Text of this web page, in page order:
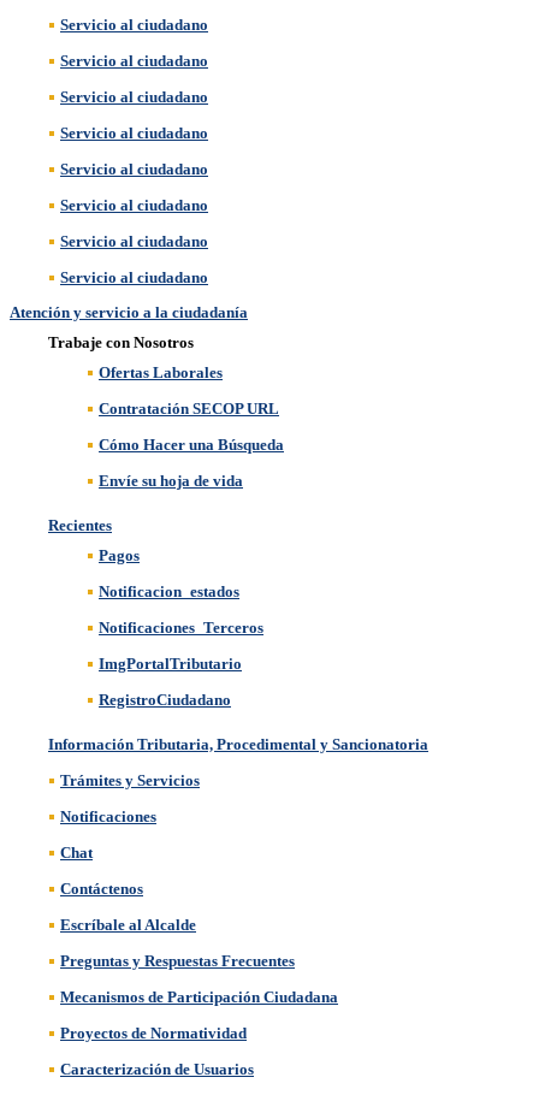
Servicio al ciudadano
Servicio al ciudadano
Servicio al ciudadano
Servicio al ciudadano
Servicio al ciudadano
Servicio al ciudadano
Servicio al ciudadano
Servicio al ciudadano
Atención y servicio a la ciudadanía
Trabaje con Nosotros
Ofertas Laborales
Contratación SECOP URL
Cómo Hacer una Búsqueda
Envíe su hoja de vida
Recientes
Pagos
Notificacion_estados
Notificaciones_Terceros
ImgPortalTributario
RegistroCiudadano
Información Tributaria, Procedimental y Sancionatoria
Trámites y Servicios
Notificaciones
Chat
Contáctenos
Escríbale al Alcalde
Preguntas y Respuestas Frecuentes
Mecanismos de Participación Ciudadana
Proyectos de Normatividad
Caracterización de Usuarios